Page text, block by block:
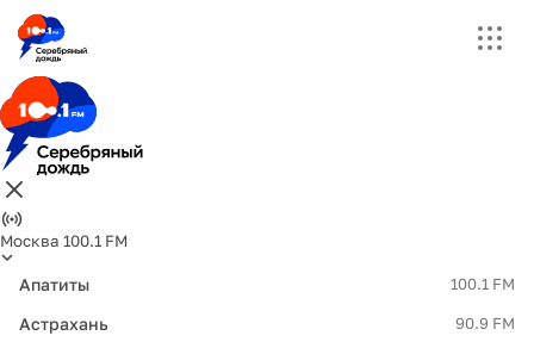
Москва 100.1 FM
Апатиты 100.1 FM
Астрахань 90.9 FM